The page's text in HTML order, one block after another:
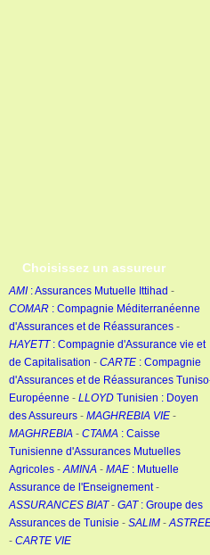
Choisissez un assureur
AMI: Assurances Mutuelle Ittihad -
COMAR : Compagnie Méditerranéenne
d'Assurances et de Réassurances -
HAYETT: Compagnie d'Assurance vie et
de Capitalisation - CARTE : Compagnie
d'Assurances et de Réassurances
Européenne - LLOYD Tunisien : Doyen
des Assureurs - MAGHREBIA VIE -
MAGHREBIA - CTAMA : Caisse
Tunisienne d'Assurances Mutuelles
Agricoles -AMINA - MAE : Mutuelle
Assurance de l'Enseignement-
ASSURANCES BIAT- GAT: Groupe des
Assurances de Tunisie - SALIM -
- CARTE VIE